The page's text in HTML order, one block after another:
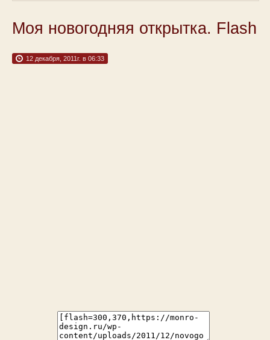
Моя новогодняя открытка. Flash
12 декабря, 2011г. в 06:33